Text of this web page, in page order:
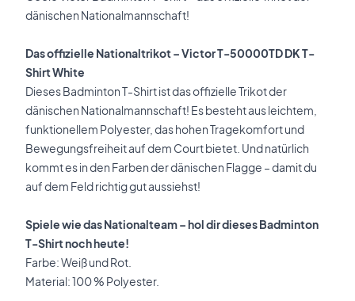
dänischen Nationalmannschaft!
Das offizielle Nationaltrikot – Victor T-50000TD DK T-
Shirt White
Dieses Badminton T-Shirt ist das offizielle Trikot der
dänischen Nationalmannschaft! Es besteht aus leichtem,
funktionellem Polyester, das hohen Tragekomfort und
Bewegungsfreiheit auf dem Court bietet. Und natürlich
kommt es in den Farben der dänischen Flagge – damit du
auf dem Feld richtig gut aussiehst!
Spiele wie das Nationalteam – hol dir dieses Badminton
T-Shirt noch heute!
Farbe: Weiß und Rot.
Material: 100 % Polyester.